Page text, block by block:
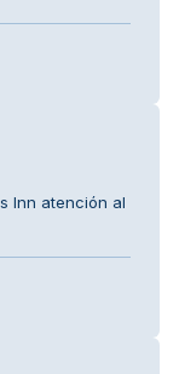
Inn atención al